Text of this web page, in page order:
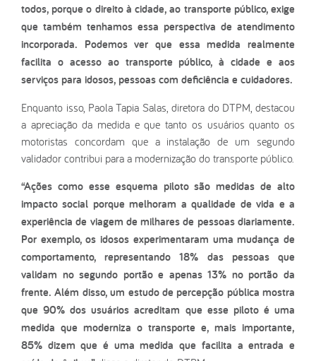
todos, porque o direito à cidade, ao transporte público, exige
que também tenhamos essa perspectiva de atendimento
incorporada. Podemos ver que essa medida realmente
facilita o acesso ao transporte público, à cidade e aos
serviços para idosos, pessoas com deficiência e cuidadores.
Enquanto isso, Paola Tapia Salas, diretora do DTPM, destacou
a apreciação da medida e que tanto os usuários quanto os
motoristas concordam que a instalação de um segundo
validador contribui para a modernização do transporte público.
“Ações como esse esquema piloto são medidas de alto
impacto social porque melhoram a qualidade de vida e a
experiência de viagem de milhares de pessoas diariamente.
Por exemplo, os idosos experimentaram uma mudança de
comportamento, representando 18% das pessoas que
validam no segundo portão e apenas 13% no portão da
frente. Além disso, um estudo de percepção pública mostra
que 90% dos usuários acreditam que esse piloto é uma
medida que moderniza o transporte e, mais importante,
85% dizem que é uma medida que facilita a entrada e